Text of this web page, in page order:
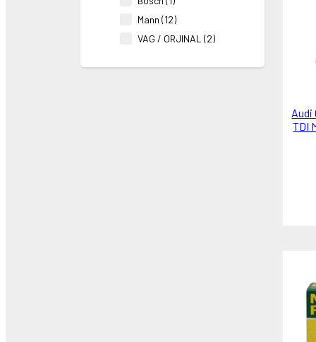
Mann (12)
VAG / ORJINAL (2)
Audi
TDI